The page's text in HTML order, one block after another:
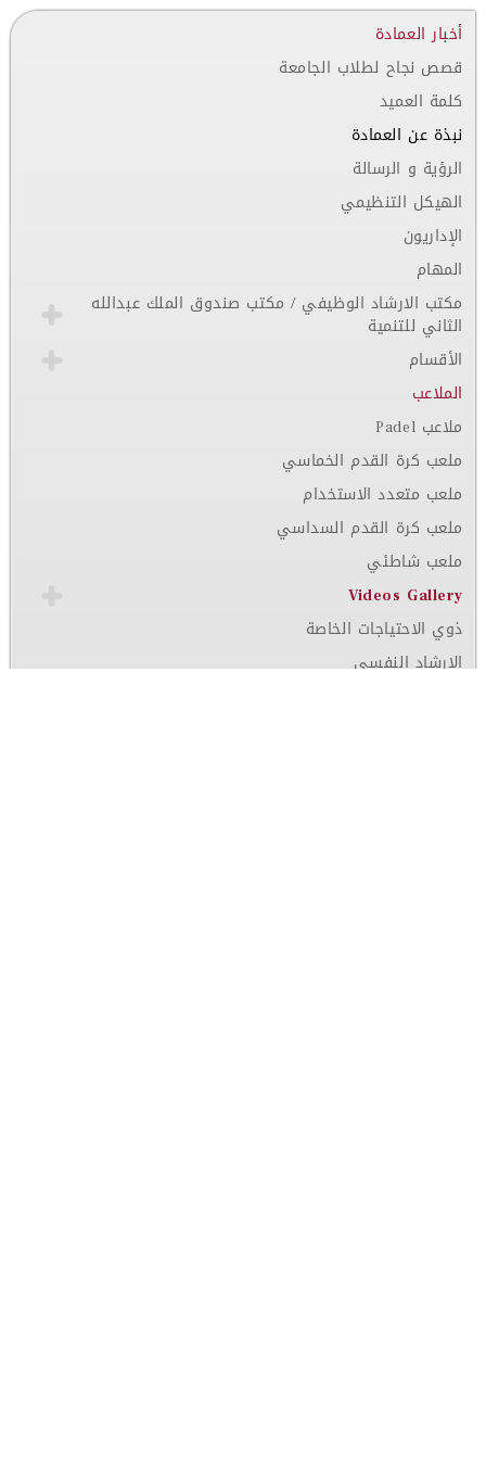
أخبار العمادة
قصص نجاح لطلاب الجامعة
كلمة العميد
نبذة عن العمادة
الرؤية و الرسالة
الهيكل التنظيمي
الإداريون
المهام
مكتب الارشاد الوظيفي / مكتب صندوق الملك عبدالله
الثاني للتنمية
الأقسام
الملاعب
ملاعب Padel
ملعب كرة القدم الخماسي
ملعب متعدد الاستخدام
ملعب كرة القدم السداسي
ملعب شاطئي
Videos Gallery
ذوي الاحتياجات الخاصة
الإرشاد النفسي